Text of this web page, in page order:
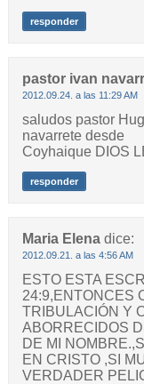
responder
pastor ivan
2012.09.24. a las 11:29 AM
saludos pastor
navarrete desde
Coyhaique DIOS
responder
Maria Elena dice:
2012.09.21. a las 4:56 AM
ESTO ESTA
24:9,ENTONCES
TRIBULACIÓN Y
ABORRECIDOS
DE MI
EN CRISTO ,SI
VERDADER